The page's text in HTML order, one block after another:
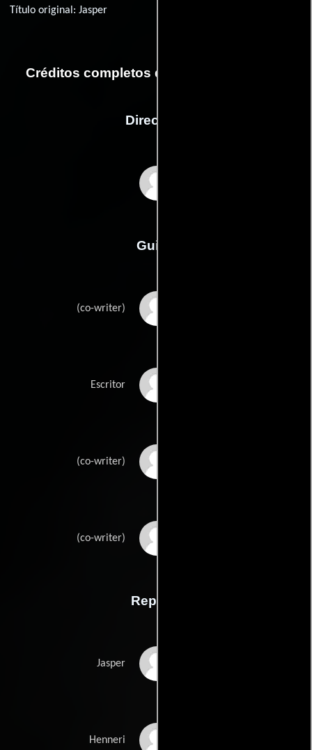
Título original:Jasper
Créditos completos de la película Jasper
Dirección
Guión
(co-writer)
Escritor
(co-writer)
(co-writer)
Reparto
Jasper
Henneri